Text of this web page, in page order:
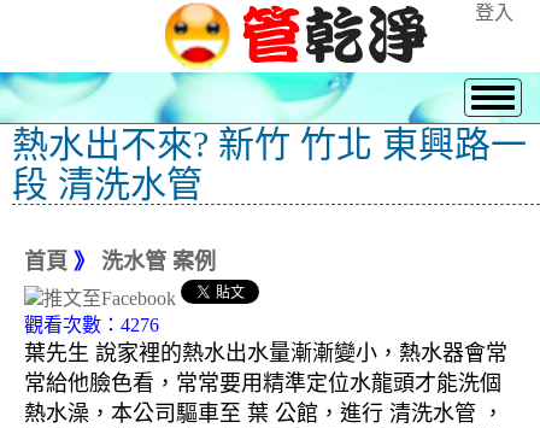
登入
熱水出不來? 新竹 竹北 東興路一
段 清洗水管
首頁 》 洗水管 案例
觀看次數：4276
葉先生 說家裡的熱水出水量漸漸變小，熱水器會常
常給他臉色看，常常要用精準定位水龍頭才能洗個
熱水澡，本公司驅車至 葉 公館，進行 清洗水管 ，